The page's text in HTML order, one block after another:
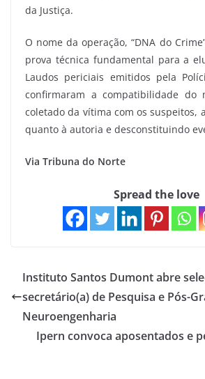
da Justiça.
O nome da operação, “DNA do
prova técnica fundamental para a
Laudos periciais emitidos pela
confirmaram a compatibilidade do
coletado da vítima com os suspeitos,
quanto à autoria e desconstituindo
Via Tribuna do Norte
Spread the love
Instituto Santos Dumont abre
secretário(a) de Pesquisa e Pós-
Neuroengenharia
Ipern convoca aposentados e